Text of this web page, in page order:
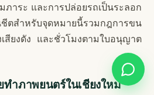
าระ และการปล่อยรถเป็นระลอก
สำหรับจุดหมายนี้รวมกฎการขน
สียงดัง และชั่วโมงตามใบอนุญาต
ำภาพยนตร์ในเชียงใหม่